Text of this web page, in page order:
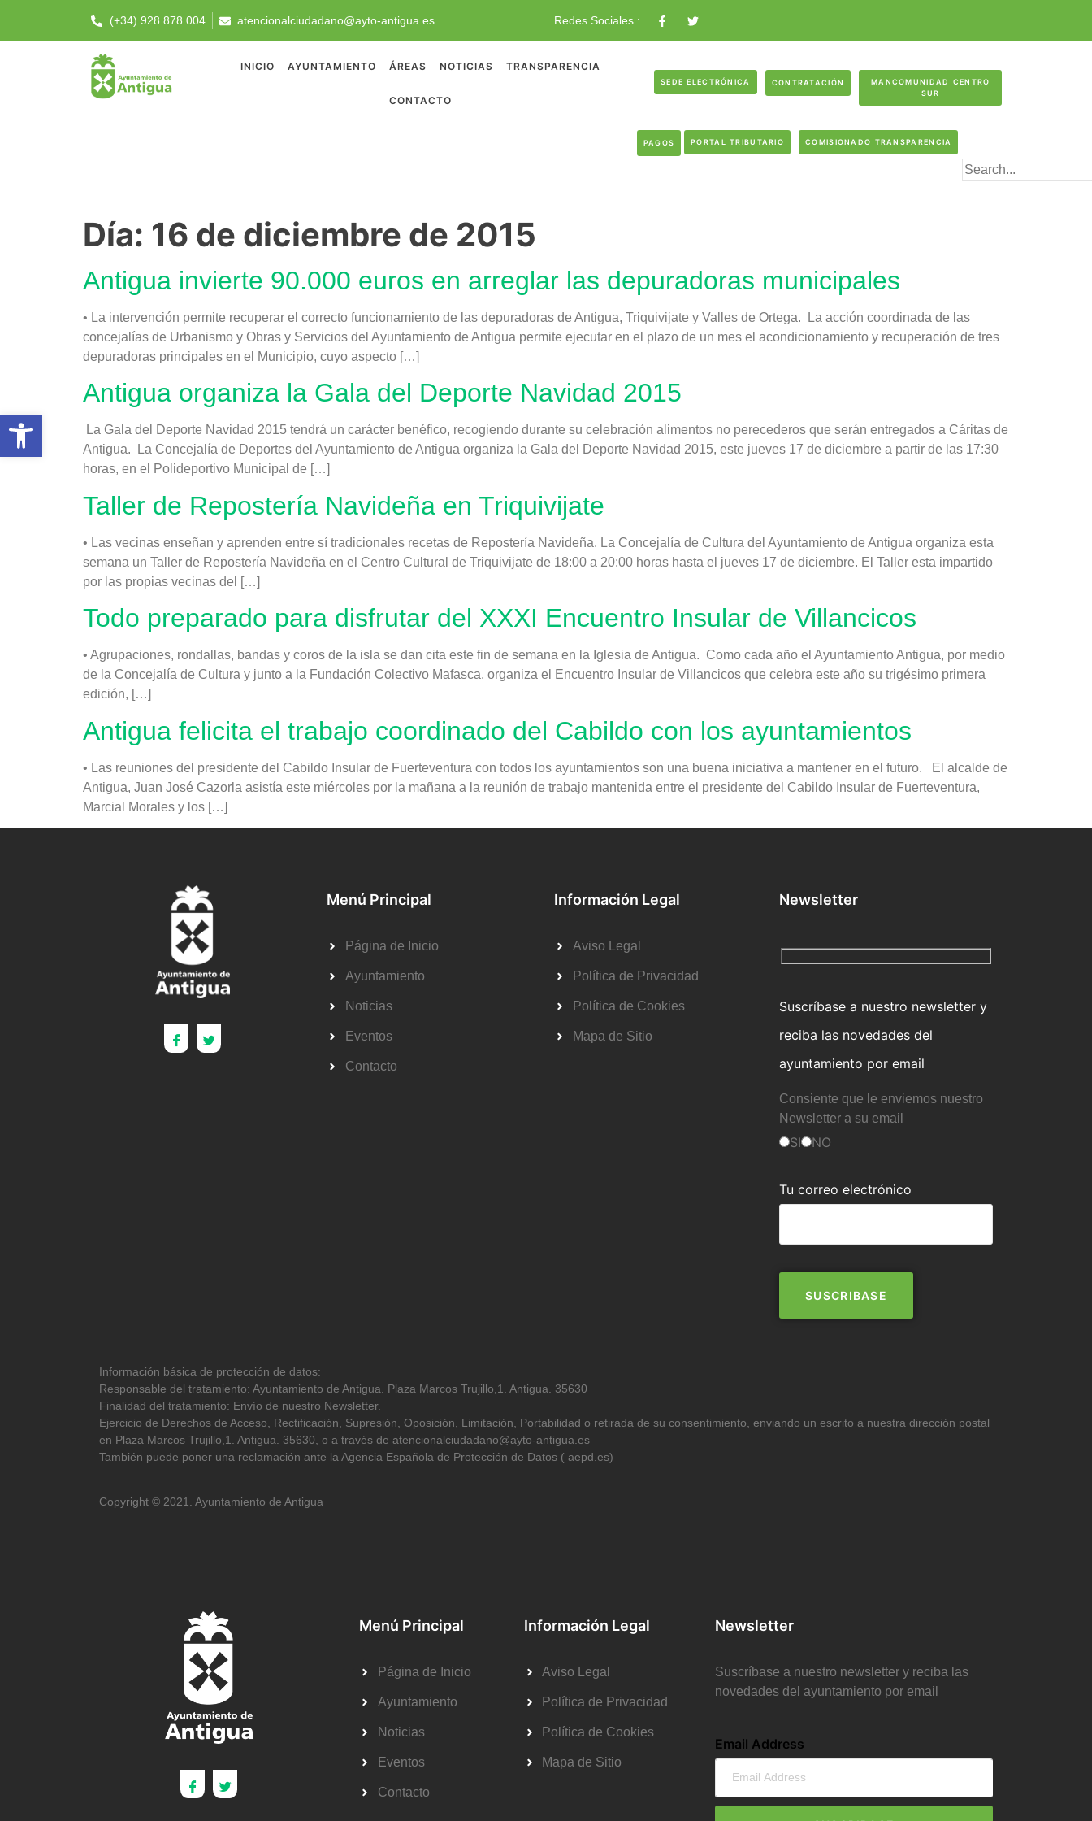
(+34) 928 878 004 atencionalciudadano@ayto-antigua.es Redes Sociales :
INICIO AYUNTAMIENTO ÁREAS NOTICIAS TRANSPARENCIA
CONTACTO
SEDE ELECTRÓNICA CONTRATACIÓN
MANCOMUNIDAD CENTRO
SUR
PAGOS PORTAL TRIBUTARIO COMISIONADO TRANSPARENCIA
Día: 16 de diciembre de 2015
Antigua invierte 90.000 euros en arreglar las depuradoras municipales
• La intervención permite recuperar el correcto funcionamiento de las depuradoras de Antigua, Triquivijate y Valles de Ortega. La acción coordinada de las
concejalías de Urbanismo y Obras y Servicios del Ayuntamiento de Antigua permite ejecutar en el plazo de un mes el acondicionamiento y recuperación de tres
depuradoras principales en el Municipio, cuyo aspecto […]
Antigua organiza la Gala del Deporte Navidad 2015
La Gala del Deporte Navidad 2015 tendrá un carácter benéfico, recogiendo durante su celebración alimentos no perecederos que serán entregados a Cáritas de
Antigua. La Concejalía de Deportes del Ayuntamiento de Antigua organiza la Gala del Deporte Navidad 2015, este jueves 17 de diciembre a partir de las 17:30
horas, en el Polideportivo Municipal de […]
Taller de Repostería Navideña en Triquivijate
• Las vecinas enseñan y aprenden entre sí tradicionales recetas de Repostería Navideña. La Concejalía de Cultura del Ayuntamiento de Antigua organiza esta
semana un Taller de Repostería Navideña en el Centro Cultural de Triquivijate de 18:00 a 20:00 horas hasta el jueves 17 de diciembre. El Taller esta impartido
por las propias vecinas del […]
Todo preparado para disfrutar del XXXI Encuentro Insular de Villancicos
• Agrupaciones, rondallas, bandas y coros de la isla se dan cita este fin de semana en la Iglesia de Antigua. Como cada año el Ayuntamiento Antigua, por medio
de la Concejalía de Cultura y junto a la Fundación Colectivo Mafasca, organiza el Encuentro Insular de Villancicos que celebra este año su trigésimo primera
edición, […]
Antigua felicita el trabajo coordinado del Cabildo con los ayuntamientos
• Las reuniones del presidente del Cabildo Insular de Fuerteventura con todos los ayuntamientos son una buena iniciativa a mantener en el futuro. El alcalde de
Antigua, Juan José Cazorla asistía este miércoles por la mañana a la reunión de trabajo mantenida entre el presidente del Cabildo Insular de Fuerteventura,
Marcial Morales y los […]
Menú Principal
Página de Inicio
Ayuntamiento
Noticias
Eventos
Contacto
Información Legal
Aviso Legal
Política de Privacidad
Política de Cookies
Mapa de Sitio
Newsletter
Suscríbase a nuestro newsletter y
reciba las novedades del
ayuntamiento por email
Consiente que le enviemos nuestro
Newsletter a su email
SI NO
Tu correo electrónico
Información básica de protección de datos:
Responsable del tratamiento: Ayuntamiento de Antigua. Plaza Marcos Trujillo,1. Antigua. 35630
Finalidad del tratamiento: Envío de nuestro Newsletter.
Ejercicio de Derechos de Acceso, Rectificación, Supresión, Oposición, Limitación, Portabilidad o retirada de su consentimiento, enviando un escrito a nuestra dirección postal
en Plaza Marcos Trujillo,1. Antigua. 35630, o a través de atencionalciudadano@ayto-antigua.es
También puede poner una reclamación ante la Agencia Española de Protección de Datos ( aepd.es)
Copyright © 2021. Ayuntamiento de Antigua
Menú Principal
Página de Inicio
Ayuntamiento
Noticias
Eventos
Contacto
Información Legal
Aviso Legal
Política de Privacidad
Política de Cookies
Mapa de Sitio
Newsletter
Suscríbase a nuestro newsletter y reciba las
novedades del ayuntamiento por email
Email Address
Abrir barra de herramientas